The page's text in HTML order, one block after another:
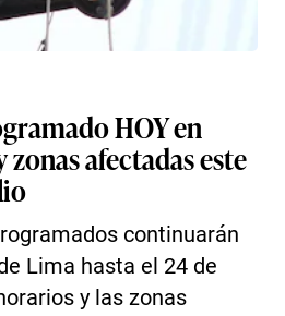
HOY en
afectadas este
continuarán
Lima hasta el 24 de
y las zonas